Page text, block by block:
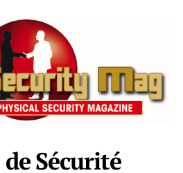
Sécurité